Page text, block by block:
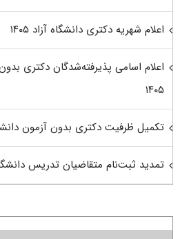
اعلام شهریه دکتری دانشگاه آزاد ۱۴۰۵
اعلام اسامی پذیرفته‌شدگان دکتری
۱۴۰۵
تکمیل ظرفیت دکتری بدون آزمون دانشگاه
تمدید ثبت‌نام متقاضیان تدریس دانشگاه